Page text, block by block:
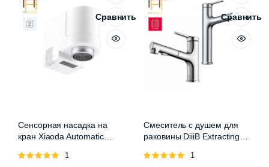
Сравнить
Сенсорная насадка на
кран Xiaoda Automatic
Оценка
1
Сравнить
Смеситель с душем для
раковины DiiiB Extracting
Оценка
1